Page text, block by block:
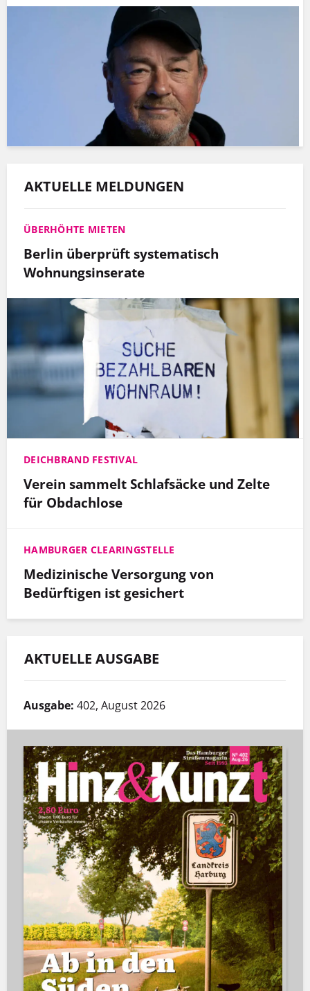
AKTUELLE MELDUNGEN
ÜBERHÖHTE MIETEN
Berlin überprüft systematisch
Wohnungsinserate
DEICHBRAND FESTIVAL
Verein sammelt Schlafsäcke und Zelte
für Obdachlose
HAMBURGER CLEARINGSTELLE
Medizinische Versorgung von
Bedürftigen ist gesichert
AKTUELLE AUSGABE
Ausgabe: 402, August 2026